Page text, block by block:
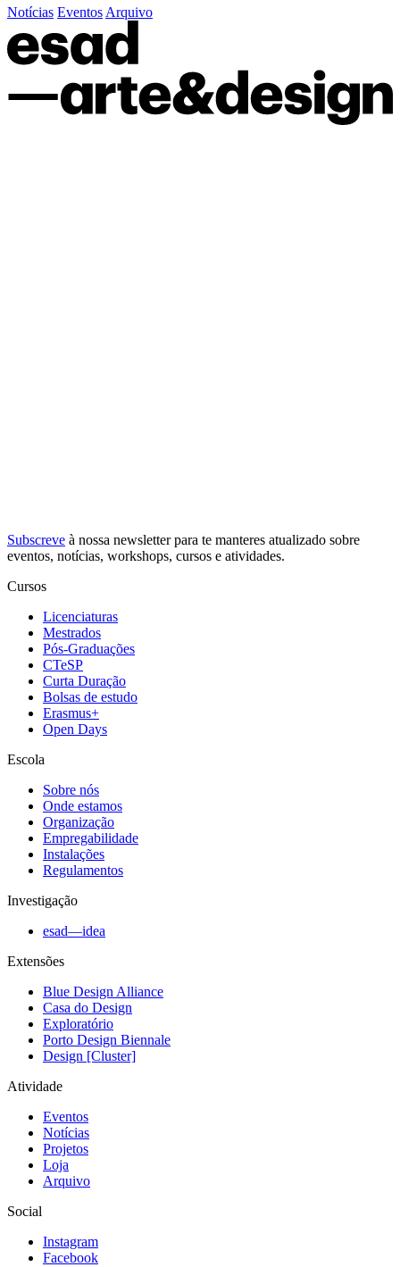
Notícias Eventos Arquivo
Subscreve à nossa newsletterpara te manteres atualizado sobre
eventos, notícias, workshops, cursos e atividades.
Cursos
Licenciaturas
Mestrados
Pós-Graduações
CTeSP
Curta Duração
Bolsas de estudo
Erasmus+
Open Days
Escola
Sobre nós
Onde estamos
Organização
Empregabilidade
Instalações
Regulamentos
Investigação
esad—idea
Extensões
Blue Design Alliance
Casa do Design
Exploratório
Porto Design Biennale
Design [Cluster]
Atividade
Eventos
Notícias
Projetos
Loja
Arquivo
Social
Instagram
Facebook